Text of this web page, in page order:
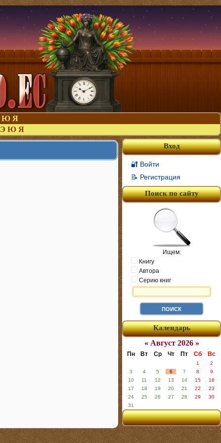
Ю Я
Э Ю Я
Вход
🔐 Войти
📝 Регистрация
Поиск по сайту
Ищем:
Книгу
Автора
Серию книг
Календарь
« Август 2026 »
Пн Вт Ср Чт Пт Сб Вс
1
2
3
4 5 6 7 8
9
10
11 12 13 14 15
16
17
18 19 20 21 22
23
24
25 26 27 28 29
30
31